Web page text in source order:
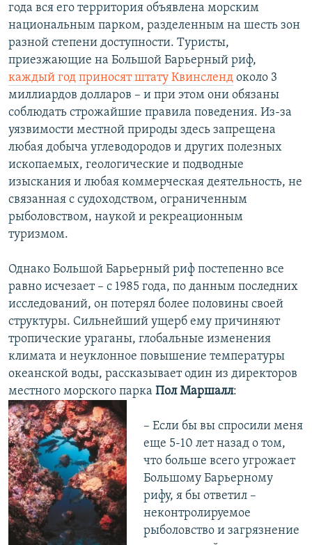
года вся его территория объявлена морским
национальным парком, разделенным на шесть зон
разной степени доступности. Туристы,
приезжающие на Большой Барьерный риф,
каждый год приносят штату Квинсленд около 3
миллиардов долларов – и при этом они обязаны
соблюдать строжайшие правила поведения. Из-за
уязвимости местной природы здесь запрещена
любая добыча углеводородов и других полезных
ископаемых, геологические и подводные
изыскания и любая коммерческая деятельность, не
связанная с судоходством, ограниченным
рыболовством, наукой и рекреационным
туризмом.
Однако Большой Барьерный риф постепенно все
равно исчезает – с 1985 года, по данным последних
исследований, он потерял более половины своей
структуры. Сильнейший ущерб ему причиняют
тропические ураганы, глобальные изменения
климата и неуклонное повышение температуры
океанской воды, рассказывает один из директоров
местного морского парка Пол Маршалл:
– Если бы вы спросили меня
еще 5-10 лет назад о том,
что больше всего угрожает
Большому Барьерному
рифу, я бы ответил –
неконтролируемое
рыболовство и загрязнение